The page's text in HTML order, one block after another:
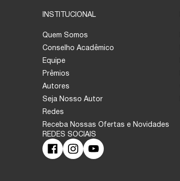
INSTITUCIONAL
Quem Somos
Conselho Acadêmico
Equipe
Prêmios
Autores
Seja Nosso Autor
Redes
Receba Nossas Ofertas e Novidades